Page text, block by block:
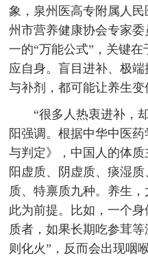
象，泉州医高专附属人
州市营养健康协会专家
一的“万能公式”，关键
应自身。盲目进补、极
与补剂，都可能让养生变
“很多人热衷进补，
阳强调。根据中华中医
与判定》，中国人的体质
阳虚质、阴虚质、痰湿
质、特禀质九种。养生
此为前提。比如，一个
质者，如果长期吃参茸
则化火”，反而会出现咽